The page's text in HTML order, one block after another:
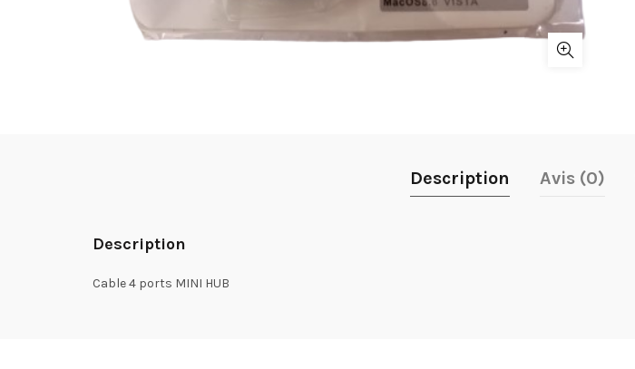
Description Avis (0)
Description
Cable 4 ports MINI HUB